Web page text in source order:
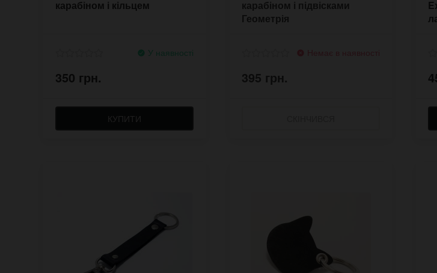
карабіном і кільцем
У наявності
350 грн.
КУПИТИ
карабіном і підвісками
Геометрія
395 грн.